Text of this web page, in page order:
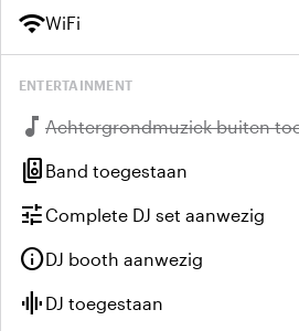
wifiWiFi
ENTERTAINMENT
music_note Niet beschikbaar:
Achtergrondmuziek buiten
speaker_group Band toegestaan
tuneComplete DJ set aanwezig
infoDJ booth aanwezig
graphic_eq DJ toegestaan